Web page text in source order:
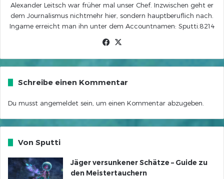
Alexander Leitsch war früher mal unser Chef. Inzwischen geht er
dem Journalismus nichtmehr hier, sondern hauptberuflich nach.
Ingame erreicht man ihn unter dem Accountnamen: Sputti.8214
Facebook
Schreibe einen Kommentar
Du musst angemeldet sein, um einen Kommentar abzugeben.
Von Sputti
Jäger versunkener Schätze – Guide zu
den Meistertauchern